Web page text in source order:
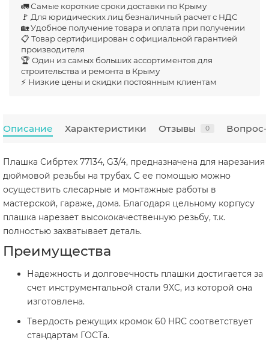
🚛 Самые короткие сроки доставки по Крыму
🚩 Для юридических лиц безналичный расчет с НДС
🏡 Удобное получение товара и оплата при получении
📋 Товар сертифицирован с официальной гарантией
производителя
🏆 Один из самых больших ассортиментов для
строительства и ремонта в Крыму
⚡ Низкие цены и скидки постоянным клиентам
Описание Характеристики Отзывы 0 Вопрос-
Плашка Сибртех 77134, G3/4, предназначена для нарезания
дюймовой резьбы на трубах. С ее помощью можно
осуществить слесарные и монтажные работы в
мастерской, гараже, дома. Благодаря цельному корпусу
плашка нарезает высококачественную резьбу, т.к.
полностью захватывает деталь.
Преимущества
Надежность и долговечность плашки достигается за
счет инструментальной стали 9XC, из которой она
изготовлена.
Твердость режущих кромок 60 HRC соответствует
стандартам ГОСТа.